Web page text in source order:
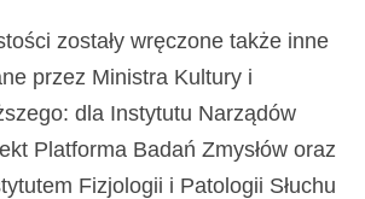
zostały wręczone także inne
przez Ministra Kultury i
dla Instytutu Narządów
Platforma Badań Zmysłów oraz
Fizjologii i Patologii Słuchu